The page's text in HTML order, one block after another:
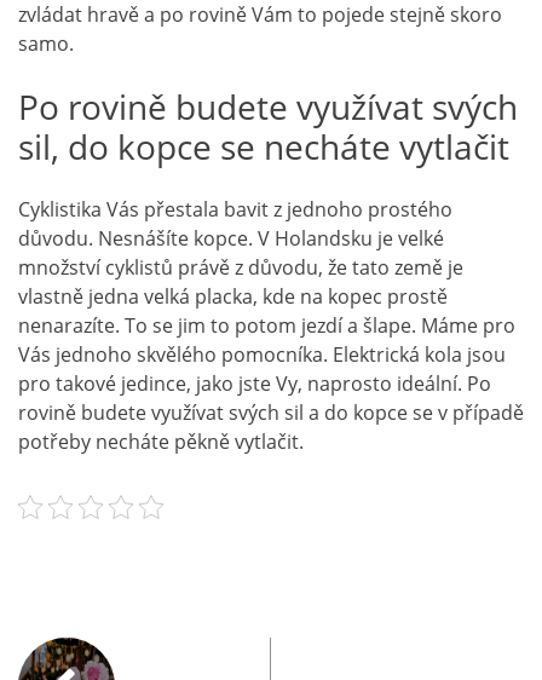
zvládat hravě a po rovině Vám to pojede stejně skoro
samo.
Po rovině budete využívat svých
sil, do kopce se necháte vytlačit
Cyklistika Vás přestala bavit z jednoho prostého
důvodu. Nesnášíte kopce. V Holandsku je velké
množství cyklistů právě z důvodu, že tato země je
vlastně jedna velká placka, kde na kopec prostě
nenarazíte. To se jim to potom jezdí a šlape. Máme pro
Vás jednoho skvělého pomocníka. Elektrická kola jsou
pro takové jedince, jako jste Vy, naprosto ideální. Po
rovině budete využívat svých sil a do kopce se v případě
potřeby necháte pěkně vytlačit.